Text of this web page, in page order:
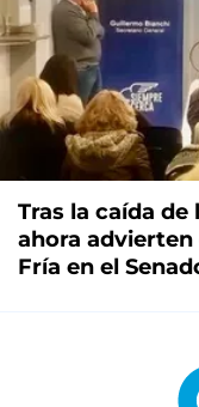
Tras la caída
ahora
Fría en el